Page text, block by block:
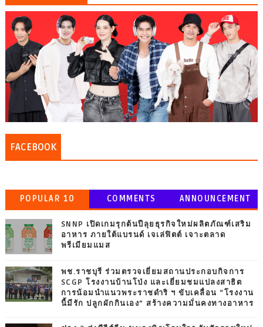
FACEBOOK
POPULAR 10 COMMENTS ANNOUNCEMENT
SNNP เปิดเกมรุกต้นปีลุยธุรกิจใหม่ผลิตภัณฑ์เสริม
อาหาร ภายใต้แบรนด์ เจเล่ฟิตต์ เจาะตลาด
พรีเมียมแมส
พช.ราชบุรี ร่วมตรวจเยี่ยมสถานประกอบกิจการ
SCGP โรงงานบ้านโป่ง และเยี่ยมชมแปลงสาธิต
การน้อมนำแนวพระราชดำริ ฯ ขับเคลื่อน “โรงงาน
นี้มีรัก ปลูกผักกินเอง” สร้างความมั่นคงทางอาหาร